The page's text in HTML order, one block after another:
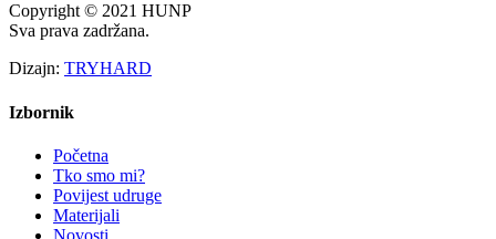
Copyright © 2021 HUNP
Sva prava zadržana.
Dizajn: TRYHARD
Izbornik
Početna
Tko smo mi?
Povijest udruge
Materijali
Novosti